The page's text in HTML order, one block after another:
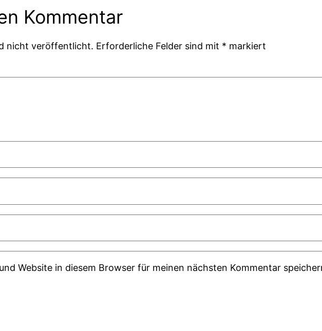
Kommentar
nicht veröffentlicht. Erforderliche Felder sind mit * markiert
Website in diesem Browser für meinen nächsten Kommentar